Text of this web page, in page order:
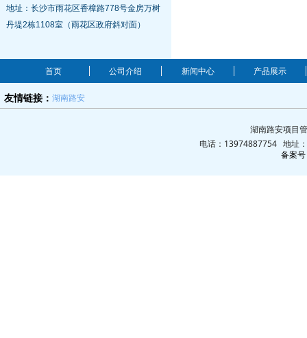
地址：长沙市雨花区香樟路778号金房万树
丹堤2栋1108室（雨花区政府斜对面）
首页 公司介绍 新闻中心 产品展示
湖南路安项目
电话：13974887754 地址
备案
友情链接： 湖南路安